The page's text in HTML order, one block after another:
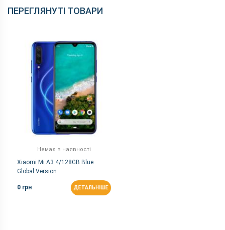
ПЕРЕГЛЯНУТІ ТОВАРИ
Немає в наявності
Xiaomi Mi A3 4/128GB Blue
Global Version
0 грн ДЕТАЛЬНІШЕ